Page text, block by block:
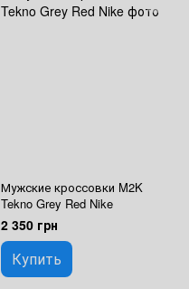
Мужские кроссовки M2K
Tekno Grey Red Nike
2 350 грн
Купить